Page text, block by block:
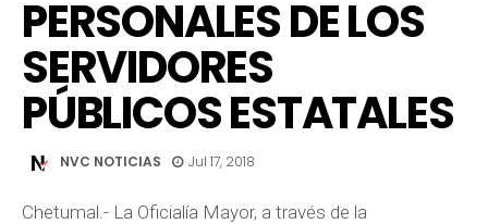
PERSONALES DE LOS
SERVIDORES
PÚBLICOS ESTATALES
NVC NOTICIAS Jul 17, 2018
Chetumal.- La Oficialía Mayor, a través de la